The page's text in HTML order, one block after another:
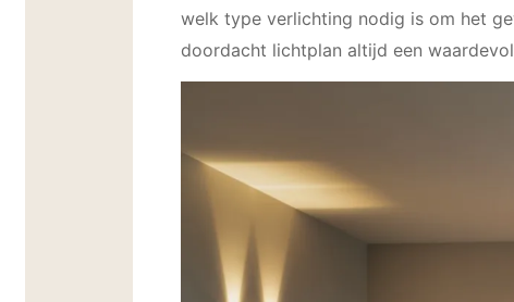
welk type verlichting nodig is om het
doordacht lichtplan altijd een